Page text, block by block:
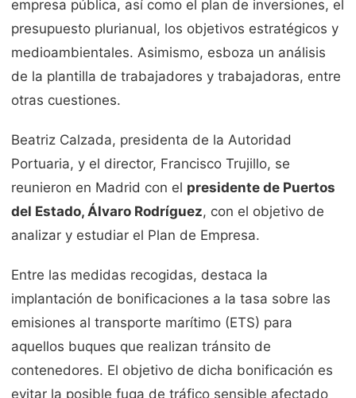
empresa pública, así como el plan de inversiones, el
presupuesto plurianual, los objetivos estratégicos y
medioambientales. Asimismo, esboza un análisis
de la plantilla de trabajadores y trabajadoras, entre
otras cuestiones.
Beatriz Calzada, presidenta de la Autoridad
Portuaria, y el director, Francisco Trujillo, se
reunieron en Madrid con el presidente de Puertos
del Estado, Álvaro Rodríguez, con el objetivo de
analizar y estudiar el Plan de Empresa.
Entre las medidas recogidas, destaca la
implantación de bonificaciones a la tasa sobre las
emisiones al transporte marítimo (ETS) para
aquellos buques que realizan tránsito de
contenedores. El objetivo de dicha bonificación es
evitar la posible fuga de tráfico sensible afectado